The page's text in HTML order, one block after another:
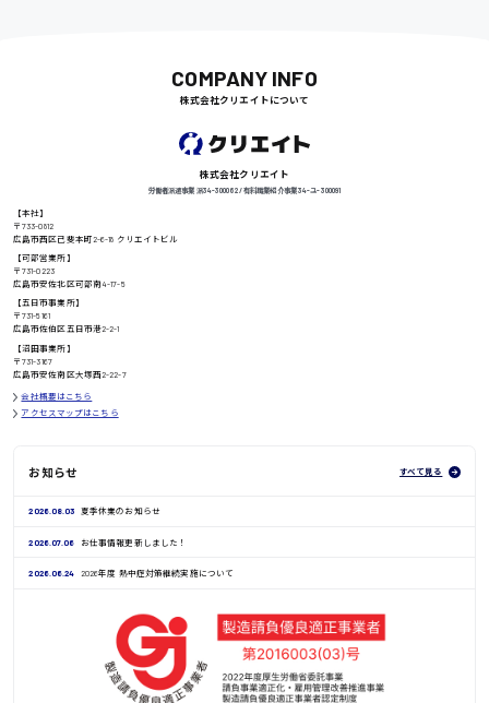
高知県
鳥取県
日給8000円〜
COMPANY INFO
株式会社クリエイトについて
株式会社クリエイト
労働者派遣事業 派34-300062 / 有料職業紹介事業 34-ユ-300091
【本社】
〒733-0812
広島市西区己斐本町2-6-18 クリエイトビル
【可部営業所】
〒731-0223
広島市安佐北区可部南4-17-5
【五日市事業所】
〒731-5161
広島市佐伯区五日市港2-2-1
【沼田事業所】
〒731-3167
広島市安佐南区大塚西2-22-7
会社概要はこちら
アクセスマップはこちら
お知らせ すべて見る
2026.08.03 夏季休業のお知らせ
2026.07.06 お仕事情報更新しました！
2026.06.24 2026年度 熱中症対策継続実施について